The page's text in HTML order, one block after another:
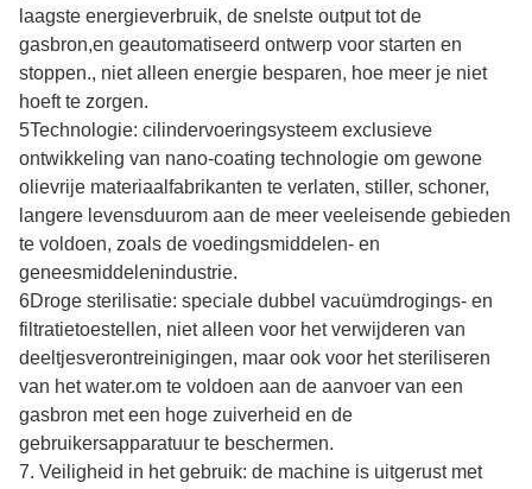
laagste energieverbruik, de snelste output tot de
gasbron,en geautomatiseerd ontwerp voor starten en
stoppen., niet alleen energie besparen, hoe meer je niet
hoeft te zorgen.
5Technologie: cilindervoeringsysteem exclusieve
ontwikkeling van nano-coating technologie om gewone
olievrije materiaalfabrikanten te verlaten, stiller, schoner,
langere levensduurom aan de meer veeleisende gebieden
te voldoen, zoals de voedingsmiddelen- en
geneesmiddelenindustrie.
6Droge sterilisatie: speciale dubbel vacuümdrogings- en
filtratietoestellen, niet alleen voor het verwijderen van
deeltjesverontreinigingen, maar ook voor het steriliseren
van het water.om te voldoen aan de aanvoer van een
gasbron met een hoge zuiverheid en de
gebruikersapparatuur te beschermen.
7. Veiligheid in het gebruik: de machine is uitgerust met